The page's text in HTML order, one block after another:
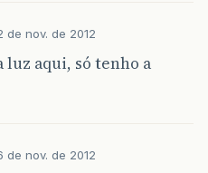
de nov. de 2012
luz aqui, só tenho a
de nov. de 2012